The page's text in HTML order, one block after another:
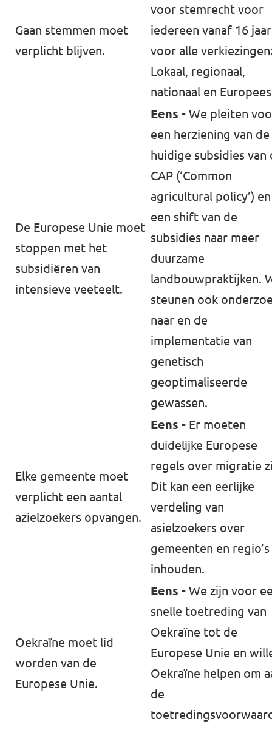
Gaan stemmen moet
verplicht blijven.
voor stemrecht voor
iedereen vanaf 16 jaar
voor alle
Lokaal, regionaal,
nationaal en
De Europese Unie moet
stoppen met het
subsidiëren van
⁠intensieve veeteelt⁠.
Eens - We pleiten
een herziening van de
huidige subsidies van
CAP (‘Common
agricultural policy’) en
een shift van de
subsidies naar meer
duurzame
landbouwpraktijken.
steunen ook
naar en de
implementatie van
genetisch
geoptimaliseerde
gewassen.
Elke gemeente moet
verplicht een aantal
azielzoekers opvangen.
Eens - Er moeten
duidelijke Europese
regels over migratie
Dit kan een eerlijke
verdeling van
asielzoekers over
gemeenten en regio’s
inhouden.
Oekraïne moet lid
worden van de
Europese Unie.
Eens - We zijn voor
snelle toetreding van
Oekraïne tot de
Europese Unie en
Oekraïne helpen om
de